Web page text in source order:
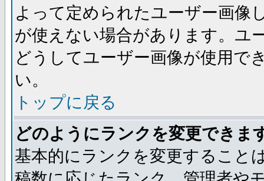
よって定められたユーザー画像
が使えない場合があります。ユ
どうしてユーザー画像が使用で
い。
トップに戻る
どのようにランクを変更できま
基本的にランクを変更すること